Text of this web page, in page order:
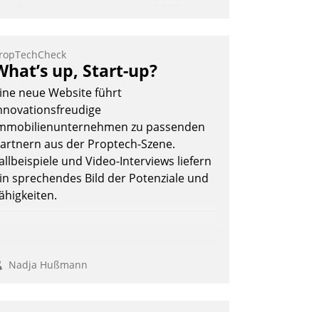
Verwaltung von Aufträgen der
Instandhaltung in die SAP-
deutscher
– und
damit den Weg vom
zum Dienstleisterauftrag.
Nadja Hußmann
up, Start-up?
neue Website führt
zu passenden
aus der Proptech-Szene.
und Video-Interviews liefern
sprechendes Bild der Potenziale und
Nadja Hußmann